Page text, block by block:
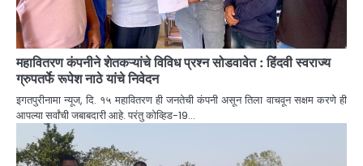
महावितरण कंपनीने शेतकऱ्यांचे विविध प्रश्न सोडवावेत : हिंदवी स्वराज्य
ग्रुपतर्फे रूपेश नाठे यांचे निवेदन
इगतपुरीनामा न्यूज, दि. १५ महावितरण ही जनतेची कंपनी असून तिला वाचवून सक्षम करणे ही
आपल्या सर्वांची जबाबदारी आहे. परंतु कोव्हिड-19…